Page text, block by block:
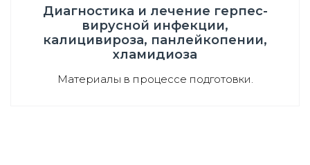
Диагностика и лечение герпес-
вирусной инфекции,
калицивироза, панлейкопении,
хламидиоза
Материалы в процессе подготовки.